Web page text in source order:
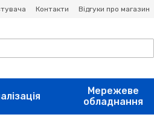
Контакти Відгуки про магазин
Мережеве
обладнання